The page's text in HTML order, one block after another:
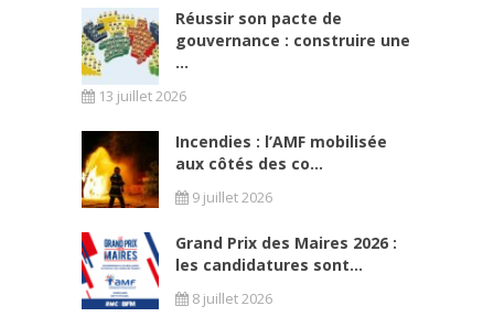
Réussir son pacte de
gouvernance : construire une
...
13 juillet 2026
Incendies : l’AMF mobilisée
aux côtés des co...
9 juillet 2026
Grand Prix des Maires 2026 :
les candidatures sont...
8 juillet 2026